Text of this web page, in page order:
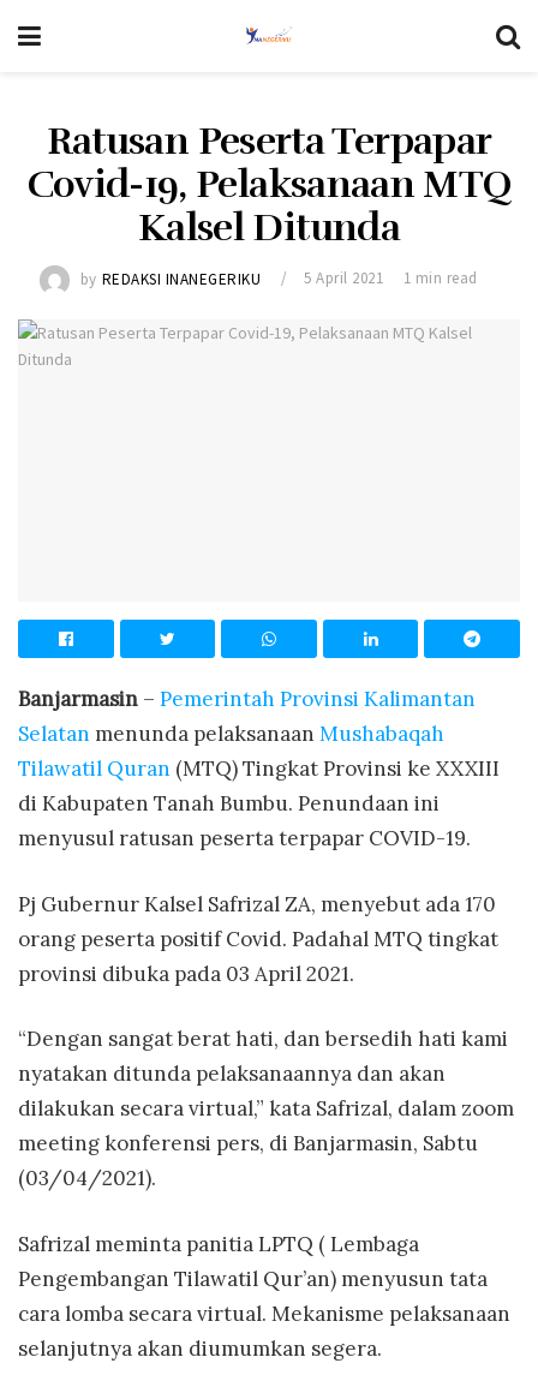
Ratusan Peserta Terpapar
Covid-19, Pelaksanaan MTQ
Kalsel Ditunda
by REDAKSI INANEGERIKU 5 April 2021 1 min read
Banjarmasin – Pemerintah Provinsi Kalimantan
Selatan menunda pelaksanaan Mushabaqah
Tilawatil Quran (MTQ) Tingkat Provinsi ke XXXIII
di Kabupaten Tanah Bumbu. Penundaan ini
menyusul ratusan peserta terpapar COVID-19.
Pj Gubernur Kalsel Safrizal ZA, menyebut ada 170
orang peserta positif Covid. Padahal MTQ tingkat
provinsi dibuka pada 03 April 2021.
“Dengan sangat berat hati, dan bersedih hati kami
nyatakan ditunda pelaksanaannya dan akan
dilakukan secara virtual,” kata Safrizal, dalam zoom
meeting konferensi pers, di Banjarmasin, Sabtu
(03/04/2021).
Safrizal meminta panitia LPTQ ( Lembaga
Pengembangan Tilawatil Qur’an) menyusun tata
cara lomba secara virtual. Mekanisme pelaksanaan
selanjutnya akan diumumkan segera.